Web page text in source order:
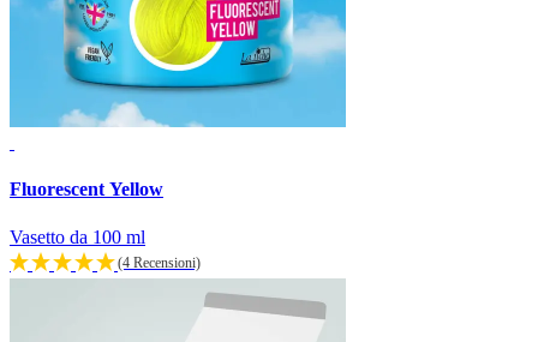
Fluorescent Yellow
Vasetto da 100 ml
(4 Recensioni)